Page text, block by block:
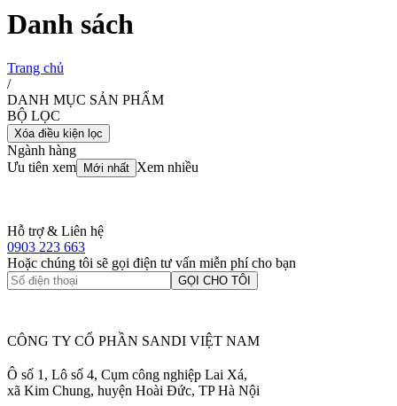
Danh sách
Trang chủ
/
DANH MỤC SẢN PHẨM
BỘ LỌC
Xóa điều kiện lọc
Ngành hàng
Ưu tiên xem
Mới nhất Xem nhiều
Hỗ trợ & Liên hệ
0903 223 663
Hoặc chúng tôi sẽ gọi điện tư vấn miễn phí cho bạn
GỌI CHO TÔI
CÔNG TY CỔ PHẦN SANDI VIỆT NAM
Ô số 1, Lô số 4, Cụm công nghiệp Lai Xá,
xã Kim Chung, huyện Hoài Đức, TP Hà Nội